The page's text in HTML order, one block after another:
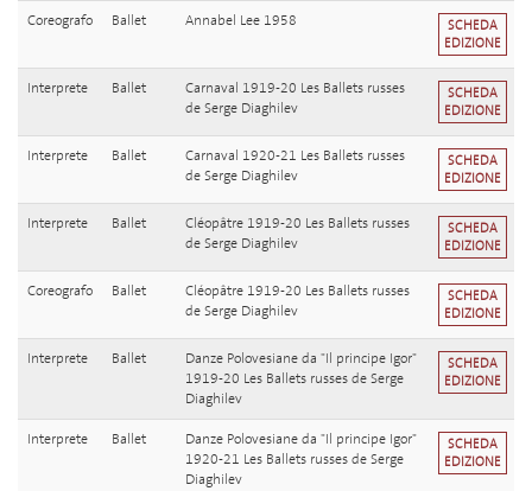
Coreografo Ballet Annabel Lee 1958
SCHEDA
EDIZIONE
Interprete Ballet
Carnaval 1919-20 Les Ballets russes
de Serge Diaghilev
SCHEDA
EDIZIONE
Interprete Ballet
Carnaval 1920-21 Les Ballets russes
de Serge Diaghilev
SCHEDA
EDIZIONE
Interprete Ballet
Cléopâtre 1919-20 Les Ballets russes
de Serge Diaghilev
SCHEDA
EDIZIONE
Coreografo Ballet
Cléopâtre 1919-20 Les Ballets russes
de Serge Diaghilev
SCHEDA
EDIZIONE
Interprete Ballet
Danze Polovesiane da "Il principe Igor"
1919-20 Les Ballets russes de Serge
Diaghilev
SCHEDA
EDIZIONE
Interprete Ballet
Danze Polovesiane da "Il principe Igor"
1920-21 Les Ballets russes de Serge
Diaghilev
SCHEDA
EDIZIONE